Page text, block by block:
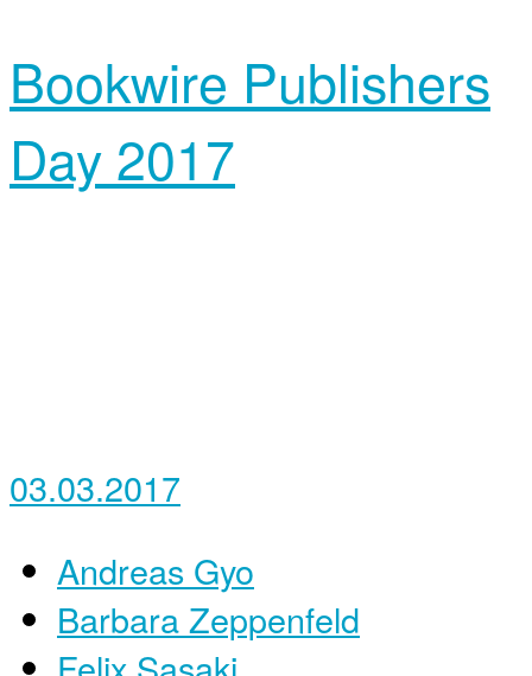
Bookwire Publishers
Day 2017
03.03.2017
Andreas Gyo
Barbara Zeppenfeld